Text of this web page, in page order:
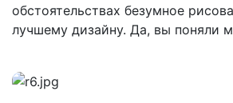
обстоятельствах безумное
лучшему дизайну. Да, вы поняли